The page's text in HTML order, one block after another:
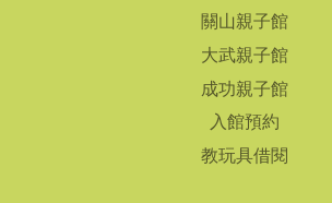
關山親子館
大武親子館
成功親子館
入館預約
教玩具借閱